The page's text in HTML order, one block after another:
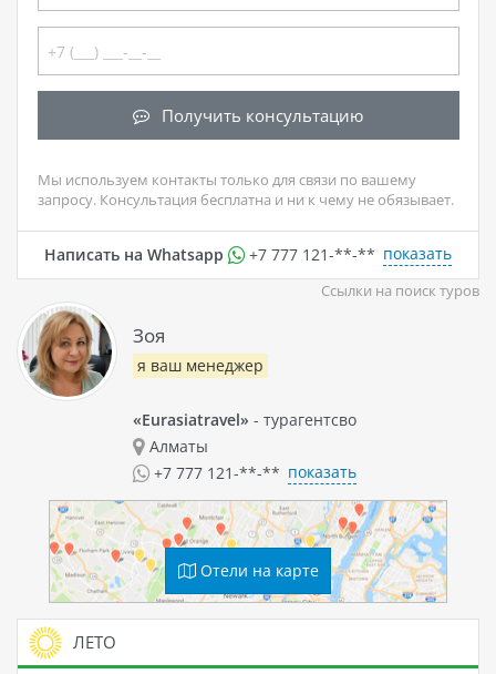
Получить консультацию
Мы используем контакты только для связи по вашему
запросу. Консультация бесплатна и ни к чему не обязывает.
Написать на Whatsapp +7 777 121-**-** показать
Ссылки на поиск туров
Зоя
я ваш менеджер
«Eurasiatravel» - турагентсво
Алматы
+7 777 121-**-** показать
Отели на карте
ЛЕТО